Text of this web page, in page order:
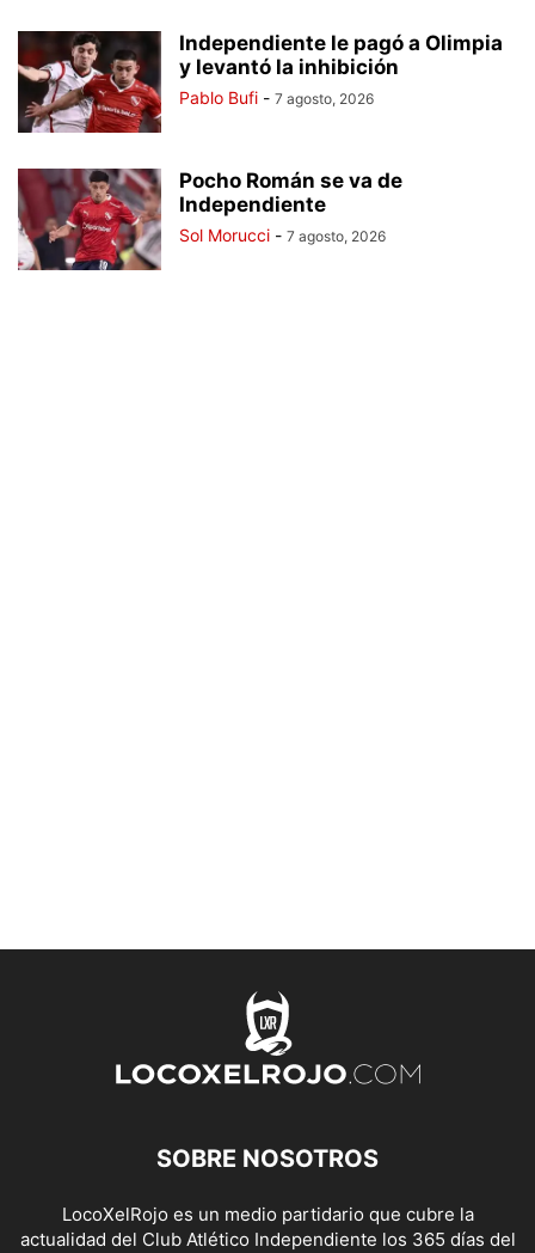
Independiente le pagó a Olimpia
y levantó la inhibición
Pablo Bufi - 7 agosto, 2026
Pocho Román se va de
Independiente
Sol Morucci - 7 agosto, 2026
SOBRE NOSOTROS
LocoXelRojo es un medio partidario que cubre la
actualidad del Club Atlético Independiente los 365 días del